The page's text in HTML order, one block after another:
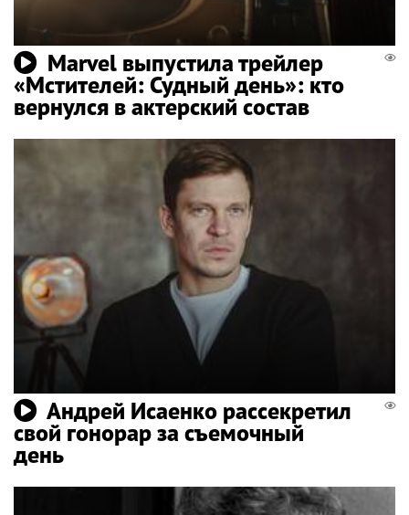
Marvel выпустила трейлер
«Мстителей: Судный день»: кто
вернулся в актерский состав
Андрей Исаенко рассекретил
свой гонорар за съемочный
день